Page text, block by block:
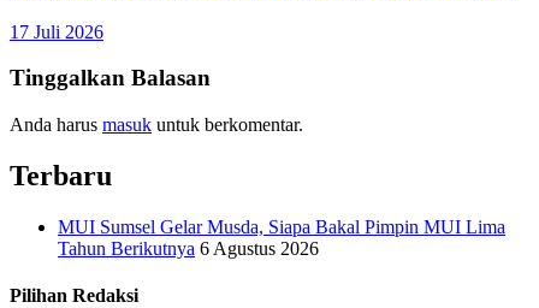
17 Juli 2026
Tinggalkan Balasan
Anda harus masuk untuk berkomentar.
Terbaru
MUI Sumsel Gelar Musda, Siapa Bakal Pimpin MUI Lima
Tahun Berikutnya 6 Agustus 2026
Pilihan Redaksi